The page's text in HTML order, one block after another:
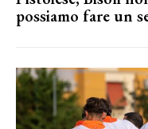
possiamo fare un